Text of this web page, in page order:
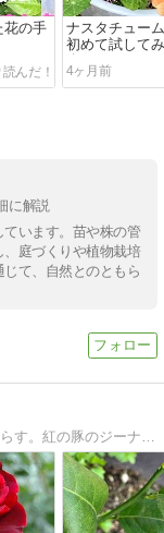
花の手
ナスタチュー
初めて試して
介します
4ヶ月前
に解説
います。苗や株の管
庭づくりや植物栽培
て、自然とのともら